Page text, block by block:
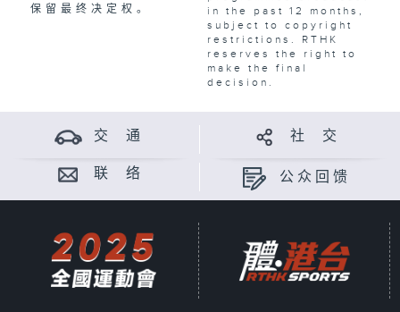
保留最终决定权。
in the past 12 months,
subject to copyright
restrictions. RTHK
reserves the right to
make the final
decision.
交 通 社 交
联 络 公众回馈